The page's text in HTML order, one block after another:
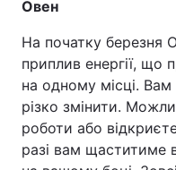
Тема оформлення
Овен
На початку березня
приплив енергії, що
на одному місці. Вам
різко змінити.
роботи або
разі вам щаститиме